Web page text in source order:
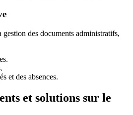
des documents administratifs,
et des absences.
et solutions sur le